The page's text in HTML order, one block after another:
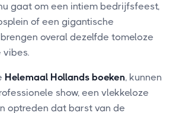
gaat om een intiem bedrijfsfeest,
of een gigantische
overal dezelfde tomeloze
vibes.
Helemaal Hollands boeken, kunnen
show, een vlekkeloze
optreden dat barst van de